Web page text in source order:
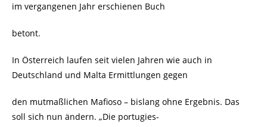
im vergangenen Jahr erschienen Buch
betont.
In Österreich laufen seit vielen Jahren wie auch in
Deutschland und Malta Ermittlungen gegen
den mutmaßlichen Mafioso – bislang ohne Ergebnis. Das
soll sich nun ändern. „Die portugies-